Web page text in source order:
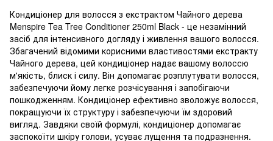
Кондиціонер для волосся з екстрактом Чайного дерева
Menspire Tea Tree Conditioner 250ml Black - це незамінний
засіб для інтенсивного догляду і живлення вашого волосся.
Збагачений відомими корисними властивостями екстракту
Чайного дерева, цей кондиціонер надає вашому волоссю
м'якість, блиск і силу. Він допомагає розплутувати волосся,
забезпечуючи йому легке розчісування і запобігаючи
пошкодженням. Кондиціонер ефективно зволожує волосся,
покращуючи їх структуру і забезпечуючи їм здоровий
вигляд. Завдяки своїй формулі, кондиціонер допомагає
заспокоїти шкіру голови, усуває лущення та подразнення.